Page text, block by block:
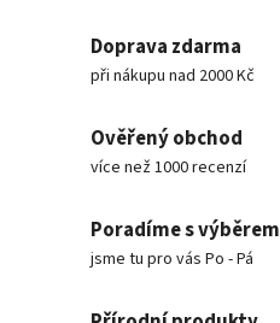
Doprava zdarma
při nákupu nad 2000 Kč
Ověřený obchod
více než 1000 recenzí
Poradíme s výběrem
jsme tu pro vás Po - Pá